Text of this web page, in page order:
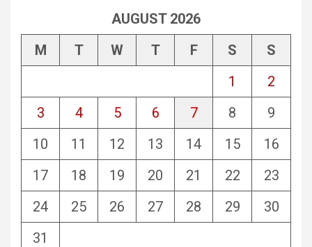
AUGUST 2026
M
T W T F S
S
1
2
3
4 5 6 7 8
9
10
11 12 13 14 15
16
17
18 19 20 21 22
23
24
25 26 27 28 29
30
31